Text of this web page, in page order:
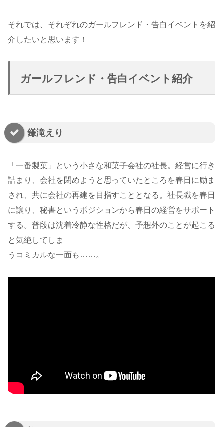
それでは、それぞれのガールフレンド・告白イベントを紹
介したいと思います！
ガールフレンド・告白イベント紹介
鎌滝えり
「一番製菓」という小さな和菓子会社の社長。経営に行き
詰まり、会社を閉めようと思っていたところを春日に励ま
され、共に会社の再建を目指すこととなる。社長職を春日
に譲り、秘書というポジションから春日の経営をサポート
する。普段は沈着冷静な性格だが、予想外のことが起こる
と気絶してしま
うコミカルな一面も……。